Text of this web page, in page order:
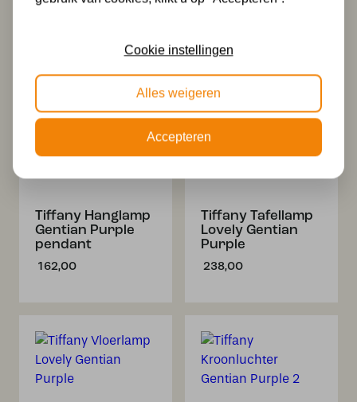
Lovely Gentian
Lovely Gentian
228,00
Tiffany Hanglamp
Gentian Purple
pendant
162,00
Tiffany Tafellamp
Lovely Gentian
Purple
238,00
Cookie instellingen
Alles weigeren
Accepteren